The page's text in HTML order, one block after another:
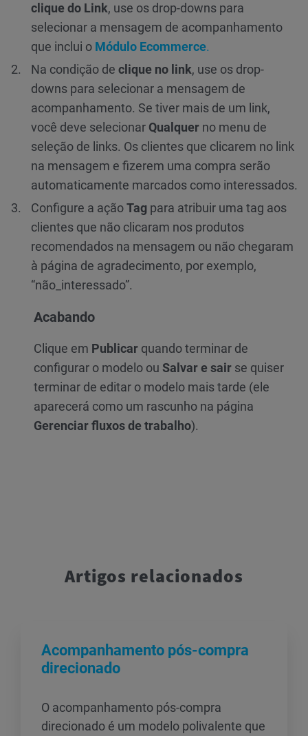
clique do Link, use os drop-downs para
selecionar a mensagem de acompanhamento
que inclui o Módulo Ecommerce.
Na condição de clique no link, use os drop-
downs para selecionar a mensagem de
acompanhamento. Se tiver mais de um link,
você deve selecionar Qualquer no menu de
seleção de links. Os clientes que clicarem no link
na mensagem e fizerem uma compra serão
automaticamente marcados como interessados.
Configure a açãoTag para atribuir uma tag aos
clientes que não clicaram nos produtos
recomendados na mensagem ou não chegaram
à página de agradecimento, por exemplo,
“não_interessado”.
Acabando
Clique em Publicar quando terminar de
configurar o modelo ou Salvar e sair se quiser
terminar de editar o modelo mais tarde (ele
aparecerá como um rascunho na página
Gerenciar fluxos de trabalho).
Artigos relacionados
Acompanhamento pós-compra
direcionado
O acompanhamento pós-compra
direcionado é um modelo polivalente que